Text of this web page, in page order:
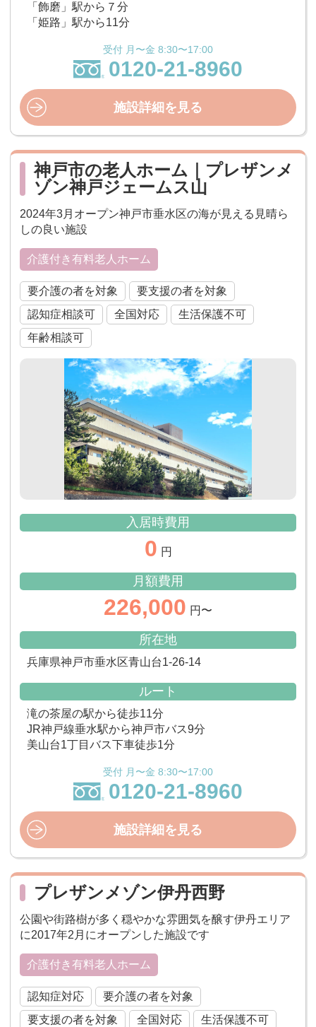
「飾磨」駅から７分
「姫路」駅から11分
受付 月〜金 8:30〜17:00
0120-21-8960
施設詳細を見る
神戸市の老人ホーム｜プレザンメ
ゾン神戸ジェームス山
2024年3月オープン神戸市垂水区の海が見える見晴ら
しの良い施設
介護付き有料老人ホーム
要介護の者を対象
要支援の者を対象
認知症相談可
全国対応
生活保護不可
年齢相談可
入居時費用
0 円
月額費用
226,000 円〜
所在地
兵庫県神戸市垂水区青山台1-26-14
ルート
滝の茶屋の駅から徒歩11分
JR神戸線垂水駅から神戸市バス9分
美山台1丁目バス下車徒歩1分
受付 月〜金 8:30〜17:00
0120-21-8960
施設詳細を見る
プレザンメゾン伊丹西野
公園や街路樹が多く穏やかな雰囲気を醸す伊丹エリア
に2017年2月にオープンした施設です
介護付き有料老人ホーム
認知症対応
要介護の者を対象
要支援の者を対象
全国対応 生活保護不可